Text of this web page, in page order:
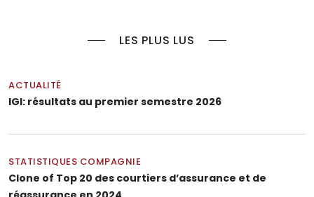
LES PLUS LUS
ACTUALITÉ
IGI: résultats au premier semestre 2026
STATISTIQUES COMPAGNIE
Clone of Top 20 des courtiers d’assurance et de